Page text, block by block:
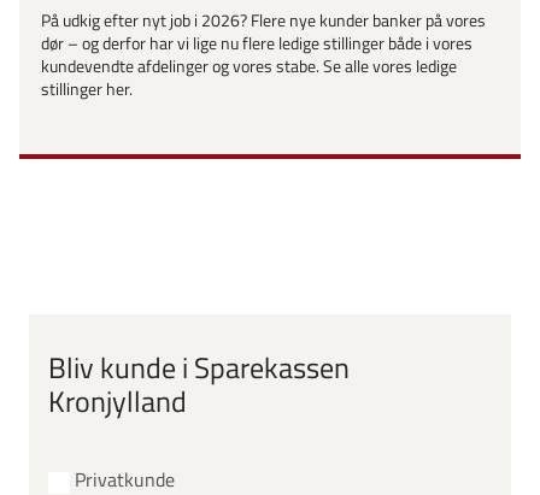
På udkig efter nyt job i 2026? Flere nye kunder banker på vores
dør – og derfor har vi lige nu flere ledige stillinger både i vores
kundevendte afdelinger og vores stabe. Se alle vores ledige
stillinger her.
Bliv kunde i Sparekassen
Kronjylland
Privatkunde